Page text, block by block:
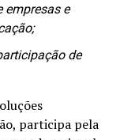
empresas e
de
participa pela